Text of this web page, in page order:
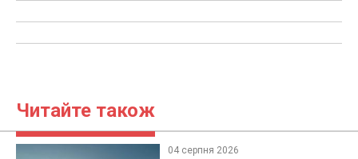
Читайте також
04 серпня 2026